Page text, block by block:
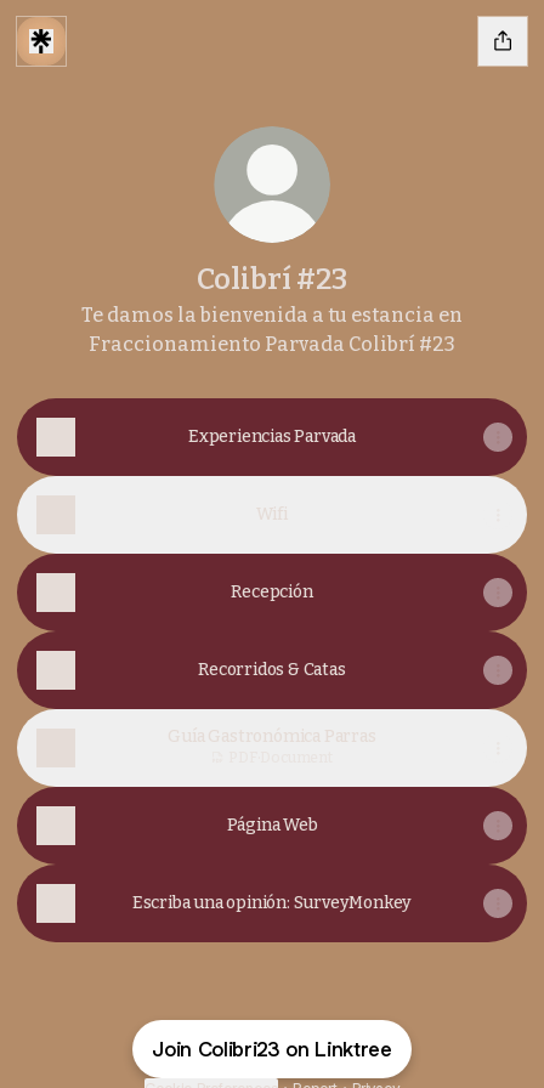
Colibrí #23
Te damos la bienvenida a tu estancia en
Fraccionamiento Parvada Colibrí #23
Experiencias Parvada
Wifi
Recepción
Recorridos & Catas
Guía Gastronómica Parras
Página Web
Escriba una opinión: SurveyMonkey
Join Colibri23 on Linktree